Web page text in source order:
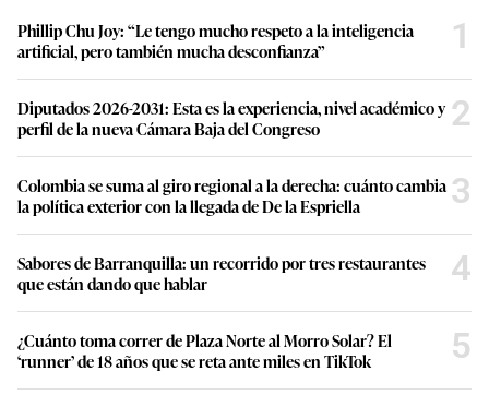
Phillip Chu Joy: “Le tengo mucho respeto a la inteligencia
artificial, pero también mucha desconfianza”
1
Diputados 2026-2031: Esta es la experiencia, nivel académico y
perfil de la nueva Cámara Baja del Congreso
2
Colombia se suma al giro regional a la derecha: cuánto cambia
la política exterior con la llegada de De la Espriella
3
Sabores de Barranquilla: un recorrido por tres restaurantes
que están dando que hablar
4
¿Cuánto toma correr de Plaza Norte al Morro Solar? El
‘runner’ de 18 años que se reta ante miles en TikTok
5